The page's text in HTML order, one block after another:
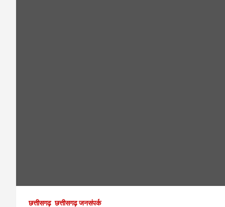
छत्तीसगढ़ छत्तीसगढ़ जनसंपर्क